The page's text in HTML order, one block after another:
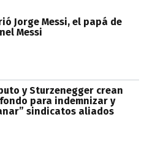
Jorge Messi, el papá de
Messi
y Sturzenegger crean
para indemnizar y
sindicatos aliados